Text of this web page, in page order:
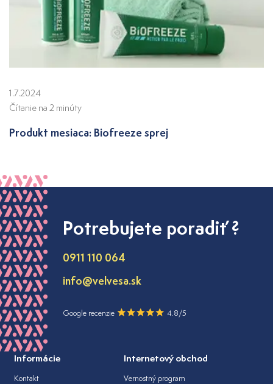
1.7.2024
Čítanie na 2 minúty
Produkt mesiaca: Biofreeze sprej
Potrebujete poradiť ?
0911 110 064
info@velvesa.sk
Google recenzie 4.8/5
Informácie
Kontakt
Internetový obchod
Vernostný program